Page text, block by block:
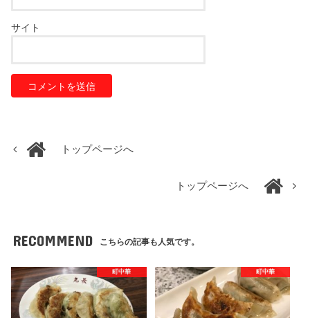
サイト
トップページへ
トップページへ
RECOMMEND こちらの記事も人気です。
町中華 町中華